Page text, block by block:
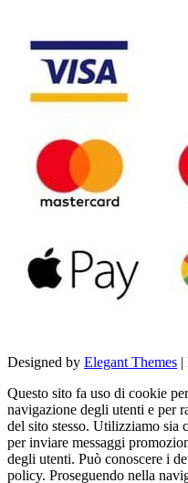
Designed by Elegant Themes |
Questo sito fa uso di cookie
navigazione degli utenti e per
del sito stesso. Utilizziamo sia
per inviare messaggi
degli utenti. Può conoscere i
policy. Proseguendo nella